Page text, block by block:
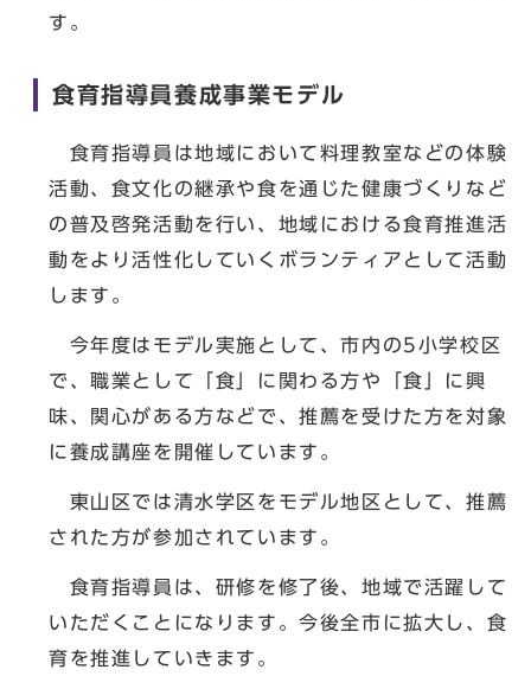
す。
食育指導員養成事業モデル
食育指導員は地域において料理教室などの体験
活動、食文化の継承や食を通じた健康づくりなど
の普及啓発活動を行い、地域における食育推進活
動をより活性化していくボランティアとして活動
します。
今年度はモデル実施として、市内の5小学校区
で、職業として「食」に関わる方や「食」に興
味、関心がある方などで、推薦を受けた方を対象
に養成講座を開催しています。
東山区では清水学区をモデル地区として、推薦
された方が参加されています。
食育指導員は、研修を修了後、地域で活躍して
いただくことになります。今後全市に拡大し、食
育を推進していきます。